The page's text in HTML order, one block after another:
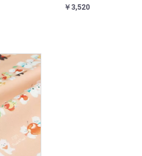
￥3,520